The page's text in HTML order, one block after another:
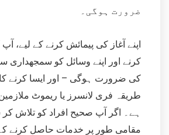
ضرورت ہوگی۔
اپنے آغاز کی پیمائش کرنے کے لیے،
کرنے اور اپنے وسائل کو
کی ضرورت ہوگی – اور ایسا کرنے
طریقہ فری لانسرز یا ریموٹ
ہے۔ اگر آپ صحیح افراد کو تلاش کر